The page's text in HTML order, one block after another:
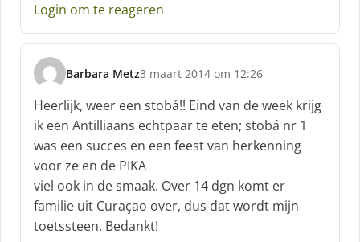
Login om te reageren
Barbara Metz
s
c
h
r
e
e
f
:
3 maart 2014 om 12:26
Heerlijk, weer een stobá!! Eind van de week krijg
ik een Antilliaans echtpaar te eten; stobá nr 1
was een succes en een feest van herkenning
voor ze en de PIKA
viel ook in de smaak. Over 14 dgn komt er
familie uit Curaçao over, dus dat wordt mijn
toetssteen. Bedankt!